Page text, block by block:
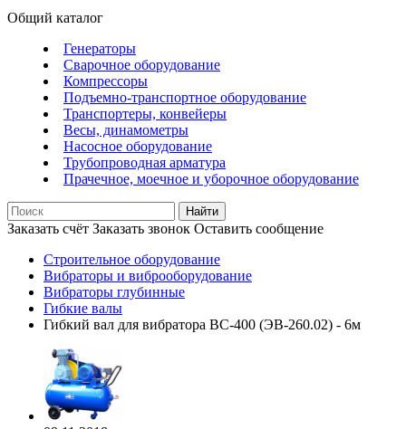
Общий каталог
Генераторы
Сварочное оборудование
Компрессоры
Подъемно-транспортное оборудование
Транспортеры, конвейеры
Весы, динамометры
Насосное оборудование
Трубопроводная арматура
Прачечное, моечное и уборочное оборудование
Найти
Заказать счёт Заказать звонок Оставить сообщение
Строительное оборудование
Вибраторы и виброоборудование
Вибраторы глубинные
Гибкие валы
Гибкий вал для вибратора ВС-400 (ЭВ-260.02) - 6м